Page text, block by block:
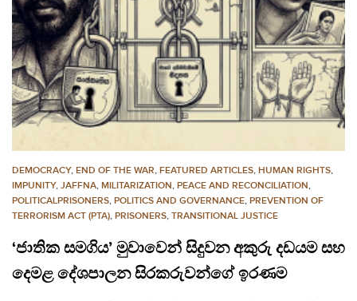
DEMOCRACY, END OF THE WAR, FEATURED ARTICLES, HUMAN RIGHTS,
IMPUNITY, JAFFNA, MILITARIZATION, PEACE AND RECONCILIATION,
POLITICALPRISONERS, POLITICS AND GOVERNANCE, PREVENTION OF
TERRORISM ACT (PTA), PRISONERS, TRANSITIONAL JUSTICE
‘ජාතික සමගිය’ මුවාවෙන් සිදුවන අකුරු දඩයම සහ
දෙමළ දේශපාලන සිරකරුවන්ගේ ඉරණම